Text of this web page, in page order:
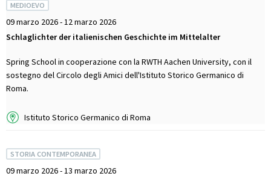
MEDIOEVO
09 marzo 2026 - 12 marzo 2026
Schlaglichter der italienischen Geschichte im Mittelalter
Spring School in cooperazione con la RWTH Aachen University, con il
sostegno del Circolo degli Amici dell'Istituto Storico Germanico di
Roma.
Istituto Storico Germanico di Roma
STORIA CONTEMPORANEA
09 marzo 2026 - 13 marzo 2026